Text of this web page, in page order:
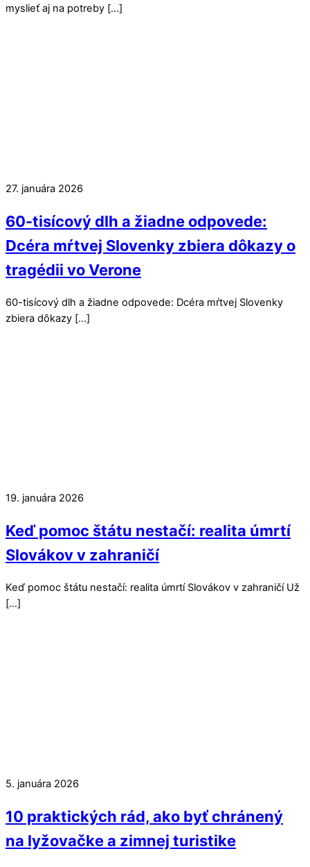
myslieť aj na potreby […]
27. januára 2026
60-tisícový dlh a žiadne odpovede:
Dcéra mŕtvej Slovenky zbiera dôkazy o
tragédii vo Verone
60-tisícový dlh a žiadne odpovede: Dcéra mŕtvej Slovenky
zbiera dôkazy […]
19. januára 2026
Keď pomoc štátu nestačí: realita úmrtí
Slovákov v zahraničí
Keď pomoc štátu nestačí: realita úmrtí Slovákov v zahraničí Už
[…]
5. januára 2026
10 praktických rád, ako byť chránený
na lyžovačke a zimnej turistike